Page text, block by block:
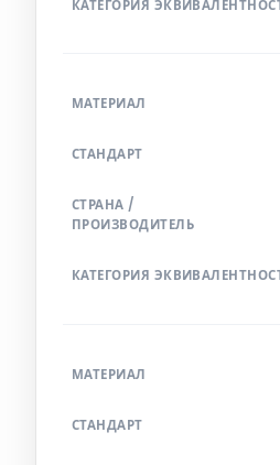
КАТЕГОРИЯ
МАТЕРИАЛ
СТАНДАРТ
СТРАНА /
ПРОИЗВОДИТЕЛЬ
КАТЕГОРИЯ
МАТЕРИАЛ
СТАНДАРТ